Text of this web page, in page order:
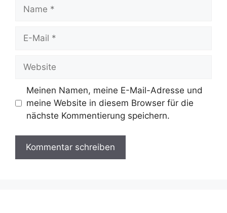
Name
Website
Meinen Namen, meine E-Mail-Adresse und
meine Website in diesem Browser für die
nächste Kommentierung speichern.